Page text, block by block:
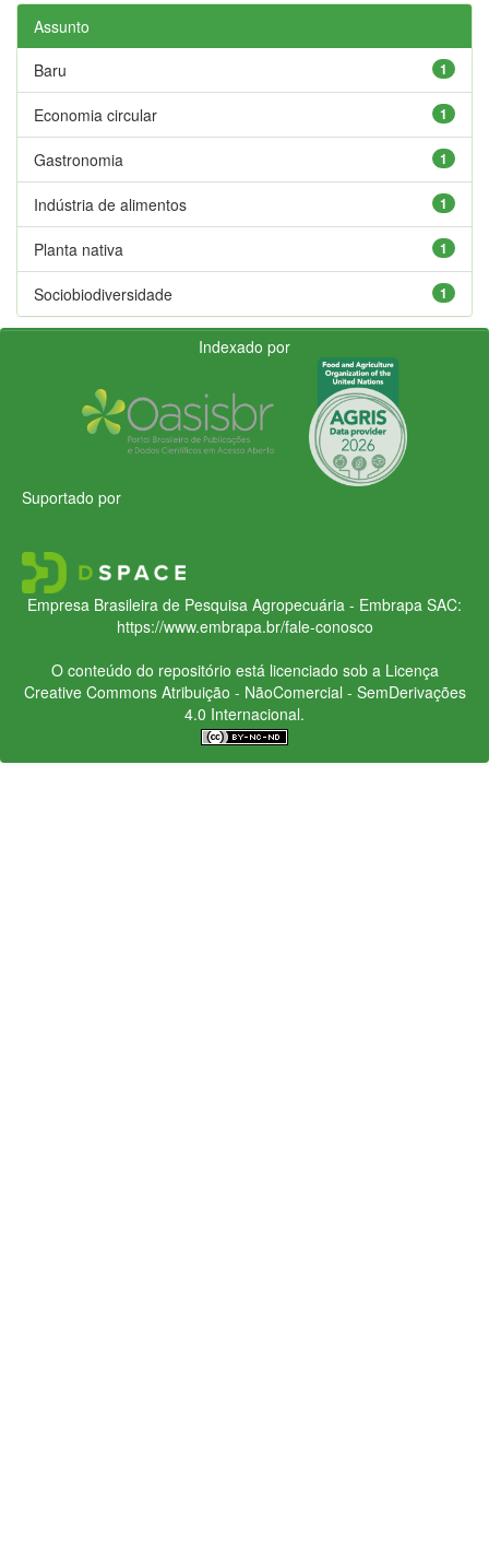
Assunto
1
Baru
1
Economia circular
1
Gastronomia
1
Indústria de alimentos
1
Planta nativa
1
Sociobiodiversidade
Indexado por
Suportado por
Empresa Brasileira de Pesquisa Agropecuária - Embrapa SAC:
https://www.embrapa.br/fale-conosco
O conteúdo do repositório está licenciado sob a Licença
Creative CommonsAtribuição - NãoComercial - SemDerivações
4.0 Internacional.